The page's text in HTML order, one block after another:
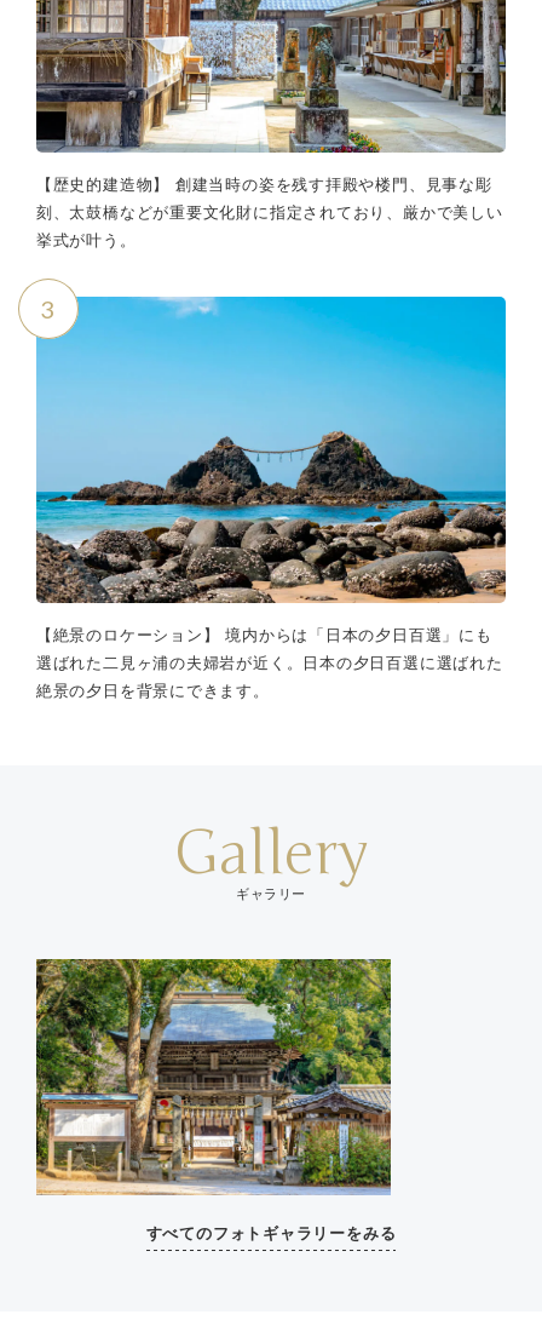
【歴史的建造物】 創建当時の姿を残す拝殿や楼門、見事な彫
刻、太鼓橋などが重要文化財に指定されており、厳かで美しい
挙式が叶う。
3
【絶景のロケーション】 境内からは「日本の夕日百選」にも
選ばれた二見ヶ浦の夫婦岩が近く。日本の夕日百選に選ばれた
絶景の夕日を背景にできます。
Gallery
ギャラリー
すべてのフォトギャラリーをみる